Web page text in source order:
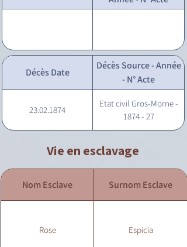
Décès Date
Décès Source - Année
- N° Acte
23.02.1874
Etat civil Gros-Morne -
1874 - 27
Vie en esclavage
Nom Esclave Surnom Esclave
Rose Espicia